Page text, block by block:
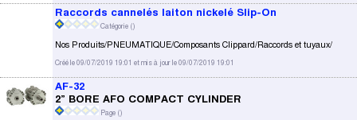
Raccords cannelés laiton nickelé Slip-On
Catégorie ()
Nos Produits/PNEUMATIQUE/Composants Clippard/Raccords et tuyaux/
Créé le 09/07/2019 19:01 et mis à jour le 09/07/2019 19:01
AF-32
2” BORE AFO COMPACT CYLINDER
Page ()